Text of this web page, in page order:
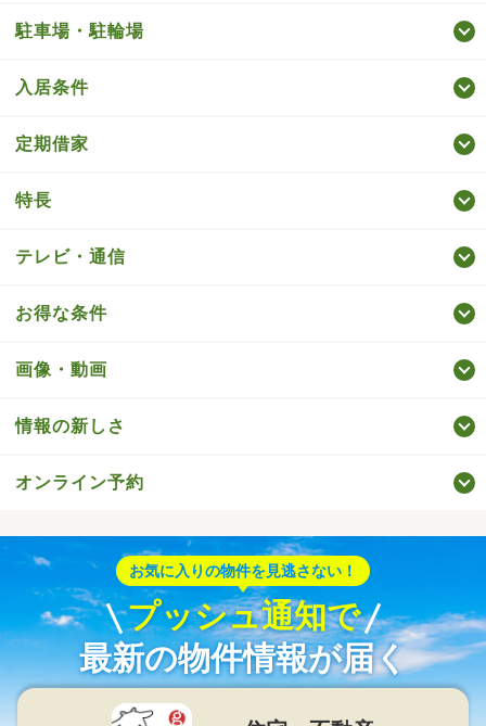
駐車場・駐輪場
入居条件
定期借家
特長
テレビ・通信
お得な条件
画像・動画
情報の新しさ
オンライン予約
お気に入りの物件を見逃さない！
プッシュ通知で
最新の物件情報が届く